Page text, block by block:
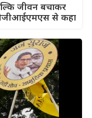
जीवन बचाकर
से कहा